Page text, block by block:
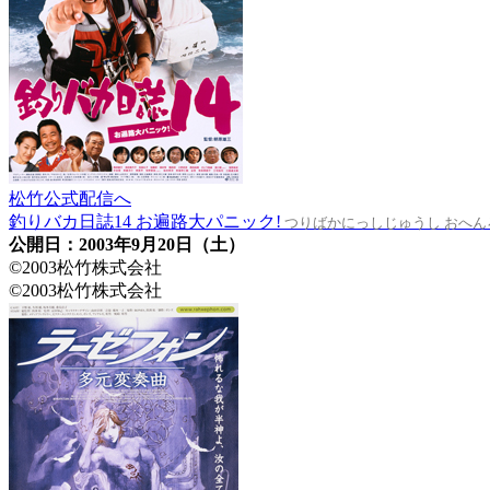
松竹公式配信へ
釣りバカ日誌14 お遍路大パニック! つりばかにっしじゅうし おへん
公開日：2003年9月20日（土）
©2003松竹株式会社
©2003松竹株式会社